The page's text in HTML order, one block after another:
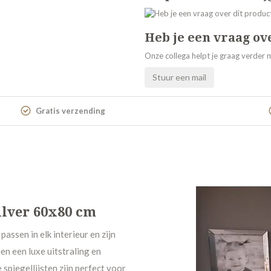
Heb je een vraag
Onze collega helpt je graag verder
Stuur een mail
Gratis verzending
60x80 cm
in elk interieur en zijn
een luxe uitstraling en
spiegellijsten zijn perfect voor